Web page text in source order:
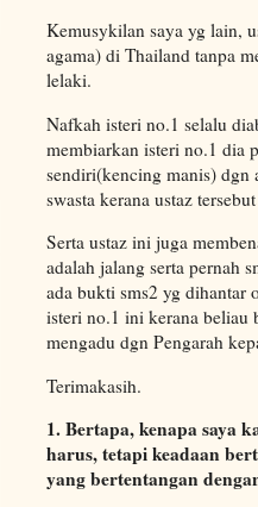
Kemusykilan saya yg lain,
agama) di Thailand tanpa
lelaki.
Nafkah isteri no.1 selalu
membiarkan isteri no.1 dia
sendiri(kencing manis) dgn
swasta kerana ustaz
Serta ustaz ini juga
adalah jalang serta pernah
ada bukti sms2 yg
isteri no.1 ini kerana beliau
mengadu dgn Pengarah
Terimakasih.
1. Bertapa, kenapa saya
harus, tetapi keadaan
yang bertentangan